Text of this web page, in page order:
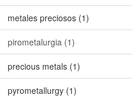
metales preciosos (1)
pirometalurgia (1)
precious metals (1)
pyrometallurgy (1)